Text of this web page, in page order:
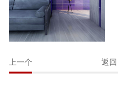
上一个 返回